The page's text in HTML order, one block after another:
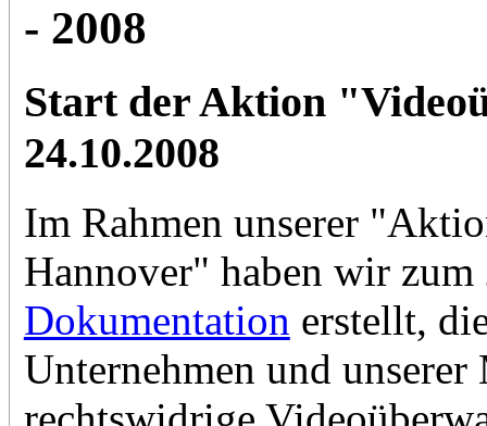
- 2008
Start der Aktion
24.10.2008
Im Rahmen unserer
Hannover" haben wir
Dokumentation erstellt,
Unternehmen und